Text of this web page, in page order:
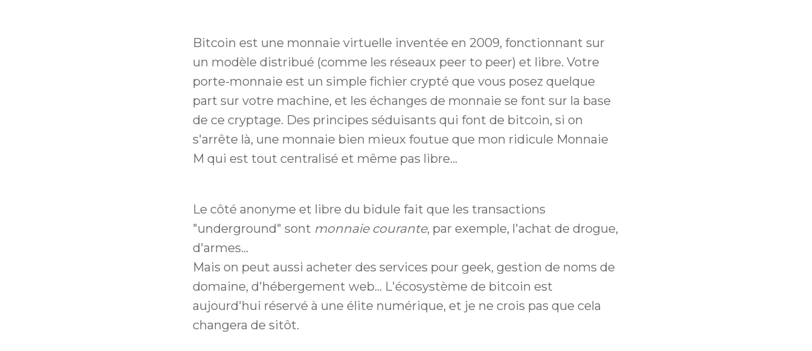
Bitcoin est une monnaie virtuelle inventée en 2009, fonctionnant sur
un modèle distribué (comme les réseaux peer to peer) et libre. Votre
porte-monnaie est un simple fichier crypté que vous posez quelque
part sur votre machine, et les échanges de monnaie se font sur la base
de ce cryptage. Des principes séduisants qui font de bitcoin, si on
s'arrête là, une monnaie bien mieux foutue que mon ridicule Monnaie
M qui est tout centralisé et même pas libre...
Le côté anonyme et libre du bidule fait que les transactions
"underground" sont monnaie courante, par exemple, l'achat de drogue,
d'armes...
Mais on peut aussi acheter des services pour geek, gestion de noms de
domaine, d'hébergement web... L'écosystème de bitcoin est
aujourd'hui réservé à une élite numérique, et je ne crois pas que cela
changera de sitôt.